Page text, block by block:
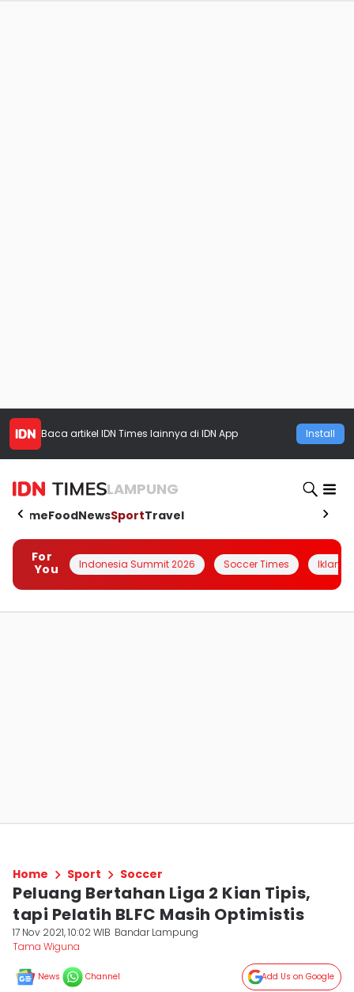
Baca artikel IDN Times lainnya di IDN App Install
LAMPUNG
HomeFoodNewsSportTravel
For
You
Indonesia Summit 2026 Soccer Times Iklanin
Home Sport Soccer
Peluang Bertahan Liga 2 Kian Tipis,
tapi Pelatih BLFC Masih Optimistis
17 Nov 2021, 10:02 WIB Bandar Lampung
Tama Wiguna
News Channel Add Us on Google